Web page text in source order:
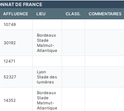
DE FRANCE
AFFLUENCE LIEU CLASS. COMMENTAIRES
10749
30192
Bordeaux
Stade
Matmut-
Atlantique
12471
52327
Lyon
Stade des
lumières
14352
Bordeaux
Stade
Matmut-
Atlantique